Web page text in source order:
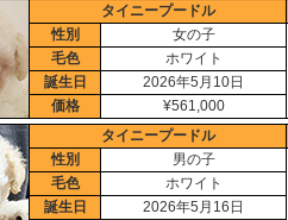
タイニープードル
性別
女の子
毛色
ホワイト
誕生日
2026年5月10日
価格
¥561,000
タイニープードル
性別
男の子
毛色
ホワイト
誕生日
2026年5月16日